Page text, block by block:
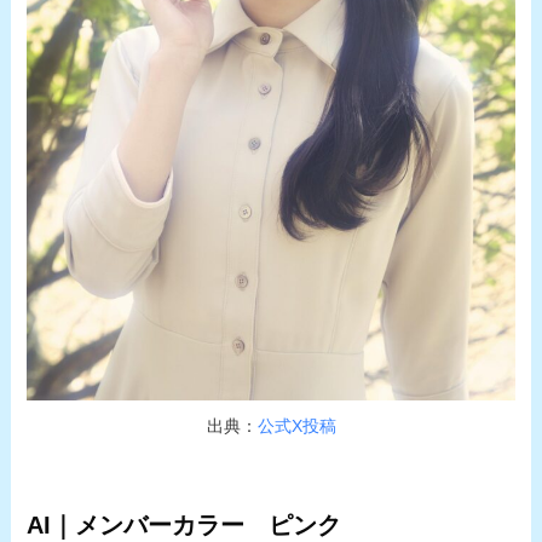
出典： 公式X投稿
AI｜メンバーカラー ピンク